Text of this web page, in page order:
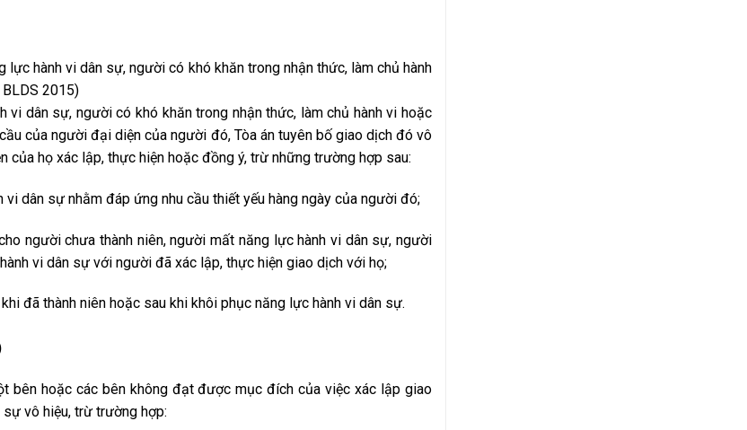
hành vi dân sự, người có khó khăn trong nhận thức, làm chủ hành
2015)
dân sự, người có khó khăn trong nhận thức, làm chủ hành vi hoặc
của người đại diện của người đó, Tòa án tuyên bố giao dịch đó vô
họ xác lập, thực hiện hoặc đồng ý, trừ những trường hợp sau:
dân sự nhằm đáp ứng nhu cầu thiết yếu hàng ngày của người đó;
người chưa thành niên, người mất năng lực hành vi dân sự, người
vi dân sự với người đã xác lập, thực hiện giao dịch với họ;
đã thành niên hoặc sau khi khôi phục năng lực hành vi dân sự.
hoặc các bên không đạt được mục đích của việc xác lập giao
vô hiệu, trừ trường hợp: